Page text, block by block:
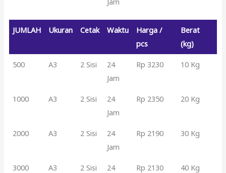
JUMLAH Ukuran Cetak Waktu
Harga /
pcs
Berat
(kg)
500 A3 2 Sisi
24
Jam
Rp 3230 10 Kg
1000 A3 2 Sisi
24
Jam
Rp 2350 20 Kg
2000 A3 2 Sisi
24
Jam
Rp 2190 30 Kg
3000 A3 2 Sisi
24
Rp 2130 40 Kg